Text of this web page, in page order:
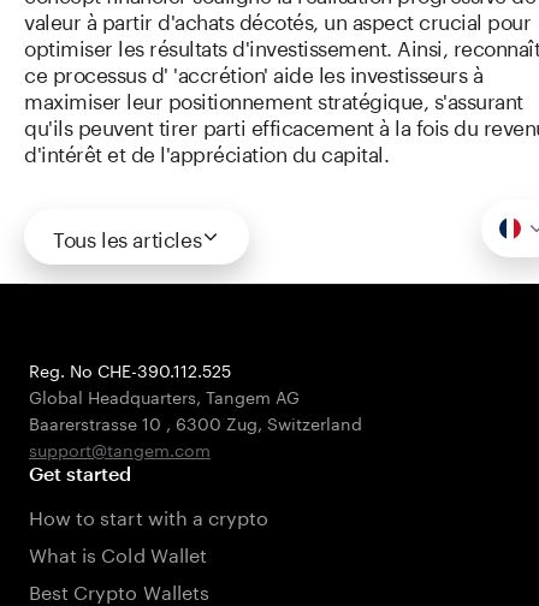
valeur à partir d'achats décotés, un aspect crucial pour
optimiser les résultats d'investissement. Ainsi,
ce processus d' 'accrétion' aide les investisseurs à
maximiser leur positionnement stratégique, s'assurant
qu'ils peuvent tirer parti efficacement à la fois du
d'intérêt et de l'appréciation du capital.
Tous les articles
Reg. No CHE-390.112.525
Global Headquarters, Tangem AG
Baarerstrasse 10 , 6300 Zug, Switzerland
support@tangem.com
Get started
How to start with a crypto
What is Cold Wallet
Best Crypto Wallets